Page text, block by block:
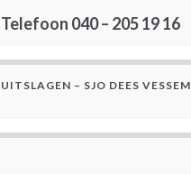
Telefoon 040 – 205 19 16
UITSLAGEN – SJO DEES VESSEM